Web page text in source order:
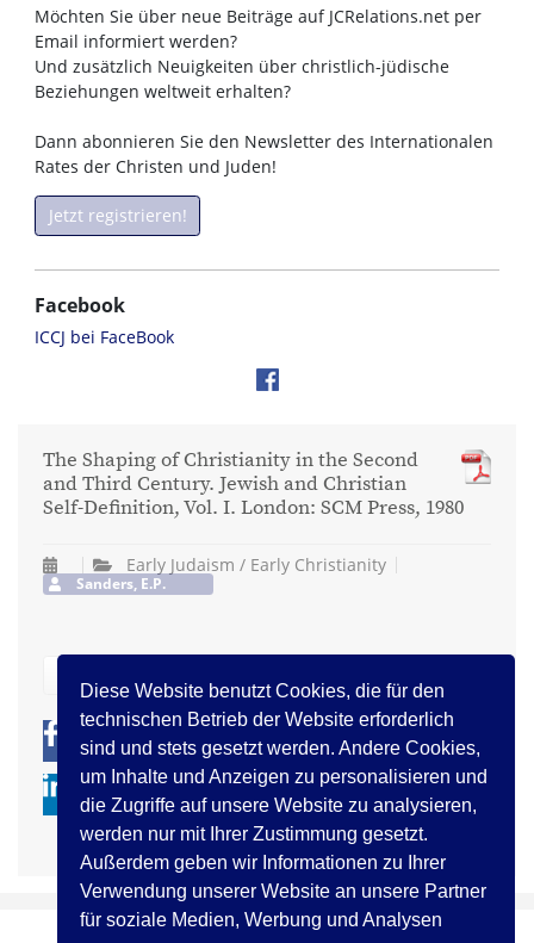
Diese Website benutzt Cookies, die für den
technischen Betrieb der Website erforderlich
sind und stets gesetzt werden. Andere Cookies,
um Inhalte und Anzeigen zu personalisieren und
die Zugriffe auf unsere Website zu analysieren,
werden nur mit Ihrer Zustimmung gesetzt.
Außerdem geben wir Informationen zu Ihrer
Verwendung unserer Website an unsere Partner
für soziale Medien, Werbung und Analysen
Möchten Sie über neue Beiträge auf JCRelations.net per
Email informiert werden?
Und zusätzlich Neuigkeiten über christlich-jüdische
Beziehungen weltweit erhalten?
Dann abonnieren Sie den Newsletter des Internationalen
Rates der Christen und Juden!
Jetzt registrieren!
Facebook
ICCJ bei FaceBook
The Shaping of Christianity in the Second
and Third Century. Jewish and Christian
Self-Definition, Vol. I. London: SCM Press, 1980
Early Judaism / Early Christianity
Sanders, E.P.
0 0